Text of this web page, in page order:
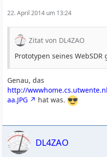
22. April 2014 um 13:24
Zitat von DL4ZAO
Prototypen seines WebSDR
Genau, das
http://
aa.JPG
hat was.
DL4ZAO